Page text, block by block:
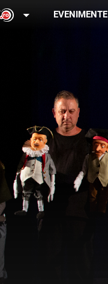
arrow_drop_down EVENIMENTE